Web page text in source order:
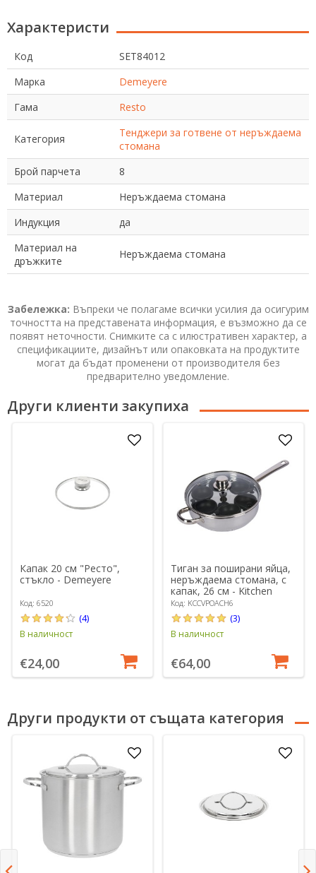
Характеристи
Код
SET84012
Марка
Demeyere
Гама
Resto
Категория
Тенджери за готвене от неръждаема
стомана
Брой парчета
8
Материал
Неръждаема стомана
Индукция
да
Материал на
дръжките
Неръждаема стомана
Забележка: Въпреки че полагаме всички усилия да осигурим
точността на представената информация, е възможно да се
появят неточности. Снимките са с илюстративен характер, а
спецификациите, дизайнът или опаковката на продуктите
могат да бъдат променени от производителя без
предварително уведомление.
Други клиенти закупиха
Капак 20 см "Ресто",
стъкло - Demeyere
Код: 6520
(4)
В наличност
€24,00
Тиган за поширани яйца,
неръждаема стомана, с
капак, 26 см - Kitchen
Craft
Код: KCCVPOACH6
(3)
В наличност
€64,00
Други продукти от същата категория